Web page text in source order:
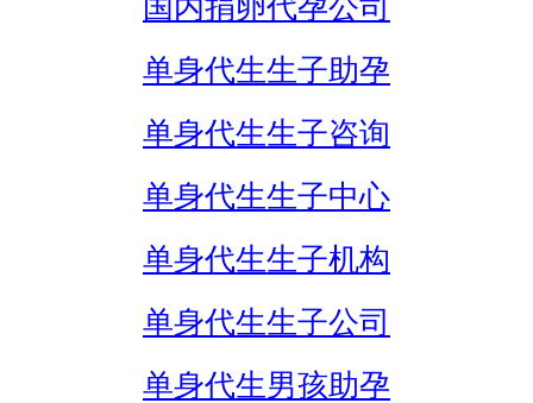
国内捐卵代孕公司
单身代生生子助孕
单身代生生子咨询
单身代生生子中心
单身代生生子机构
单身代生生子公司
单身代生男孩助孕